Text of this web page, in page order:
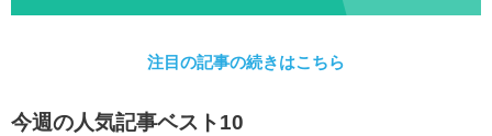
注目の記事の続きはこちら
今週の人気記事ベスト10